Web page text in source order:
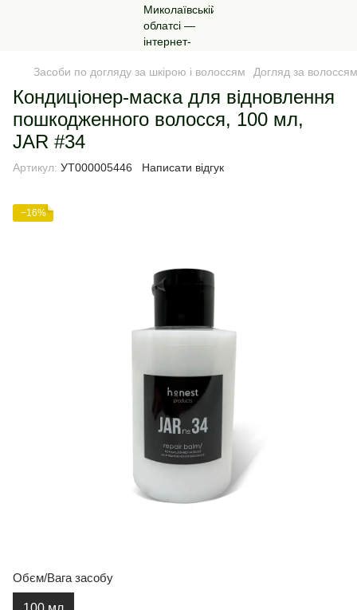
Засоби по догляду за шкірою і волоссям Догляд за волоссям
Кондиціонер-маска для відновлення
пошкодженного волосся, 100 мл,
JAR #34
Артикул: УТ000005446 Написати відгук
−16%
Обєм/Вага засобу